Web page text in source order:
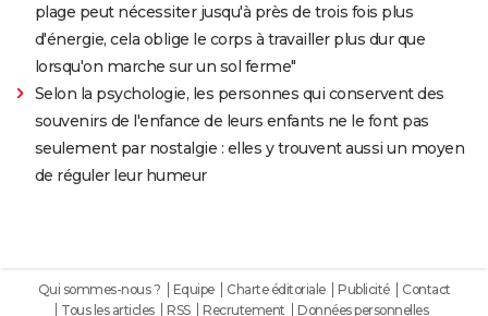
plage peut nécessiter jusqu'à près de trois fois plus
d'énergie, cela oblige le corps à travailler plus dur que
lorsqu'on marche sur un sol ferme"
Selon la psychologie, les personnes qui conservent des
souvenirs de l'enfance de leurs enfants ne le font pas
seulement par nostalgie : elles y trouvent aussi un moyen
de réguler leur humeur
Qui sommes-nous ? Equipe Charte éditoriale Publicité
Contact
Tous les articles
RSS Recrutement Données personnelles